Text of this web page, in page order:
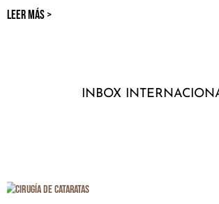
LEER MÁS >
INBOX